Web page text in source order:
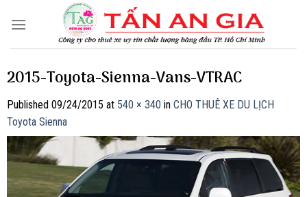
2015-Toyota-Sienna-Vans-VTRAC
Published 09/24/2015 at 540 × 340 in CHO THUÊ XE DU LỊCH
Toyota Sienna